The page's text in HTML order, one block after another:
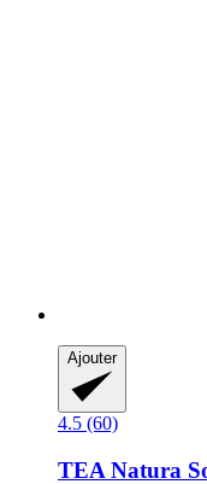
Ajouter
4.5 (60)
TEA Natura